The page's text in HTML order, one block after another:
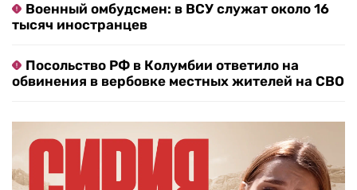
Военный омбудсмен: в ВСУ служат около 16
тысяч иностранцев
Посольство РФ в Колумбии ответило на
обвинения в вербовке местных жителей на СВО